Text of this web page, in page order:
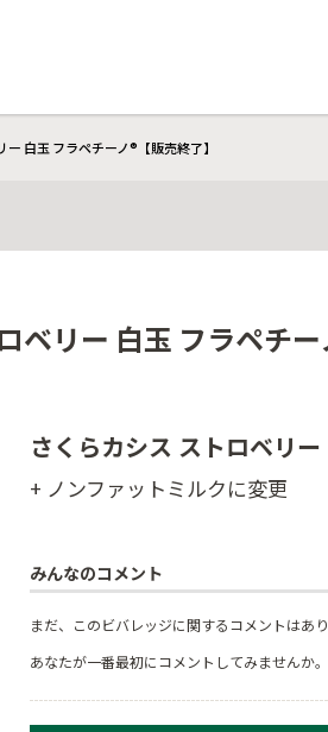
白玉 フラペチーノ®【販売終了】
リー 白玉 フラペチー
さくらカシス ストロベリ
+ ノンファットミルクに変更
みんなのコメント
まだ、このビバレッジに関するコメントはあり
あなたが一番最初にコメントしてみませんか。